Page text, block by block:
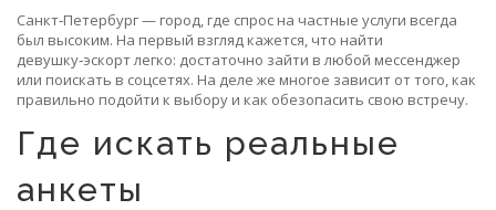
Санкт‑Петербург — город, где спрос на частные услуги всегда
был высоким. На первый взгляд кажется, что найти
девушку‑эскорт легко: достаточно зайти в любой мессенджер
или поискать в соцсетях. На деле же многое зависит от того, как
правильно подойти к выбору и как обезопасить свою встречу.
Где искать реальные
анкеты